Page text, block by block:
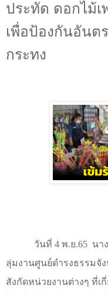
ประทัด ดอกไม้เ
เพื่อป้องกันอันต
กระทง
วันที่ 4 พ.ย.65 นา
ลุ่มงานศูนย์ดำรงธรรมจั
สังกัดหน่วยงานต่างๆ ที่เ